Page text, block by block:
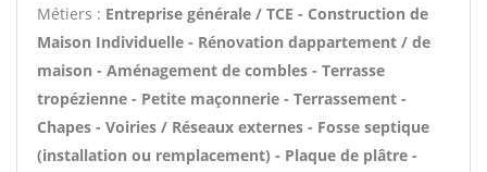
Métiers : Entreprise générale / TCE - Construction de
Maison Individuelle - Rénovation dappartement / de
maison - Aménagement de combles - Terrasse
tropézienne - Petite maçonnerie - Terrassement -
Chapes - Voiries / Réseaux externes - Fosse septique
(installation ou remplacement) - Plaque de plâtre -